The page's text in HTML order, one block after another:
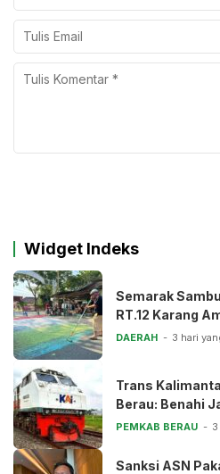
Widget Indeks
Semarak
RT.12 Karang
DAERAH 3 hari
Trans
Berau: Benahi
PEMKAB BERAU
Sanksi ASN